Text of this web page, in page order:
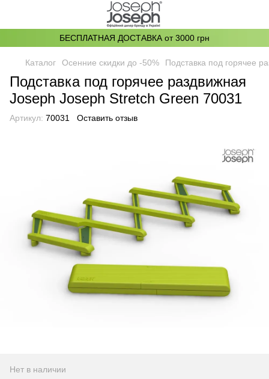
БЕСПЛАТНАЯ ДОСТАВКА от 3000 грн
Каталог Осенние скидки до -50% Подставка под горячее
Подставка под горячее раздвижная
Joseph Joseph Stretch Green 70031
Артикул: 70031 Оставить отзыв
Нет в наличии